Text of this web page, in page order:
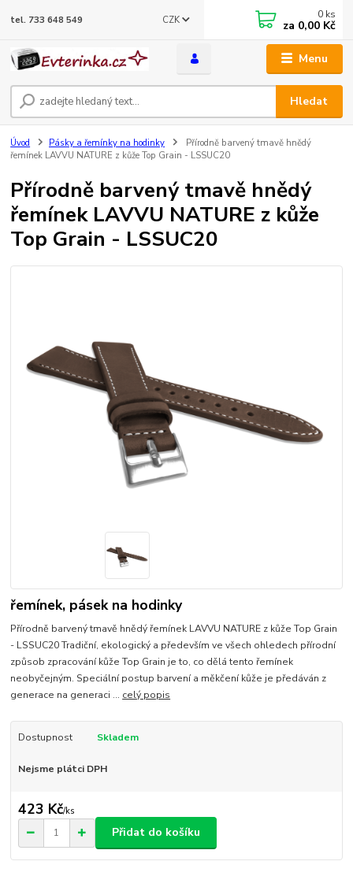
Menu
CZK
Hledat
tel. 733 648 549 0 ks
za 0,00 Kč
Úvod Pásky a řemínky na hodinky
Přírodně barvený tmavě hnědý
řemínek LAVVU NATURE z kůže Top Grain - LSSUC20
Přírodně barvený tmavě hnědý
řemínek LAVVU NATURE z kůže
Top Grain - LSSUC20
řemínek, pásek na hodinky
Přírodně barvený tmavě hnědý řemínek LAVVU NATURE z kůže Top Grain
- LSSUC20 Tradiční, ekologický a především ve všech ohledech přírodní
způsob zpracování kůže Top Grain je to, co dělá tento řemínek
neobyčejným. Speciální postup barvení a měkčení kůže je předáván z
generace na generaci ... celý popis
Dostupnost Skladem
Nejsme plátci DPH
423 Kč/ks
Přidat do košíku